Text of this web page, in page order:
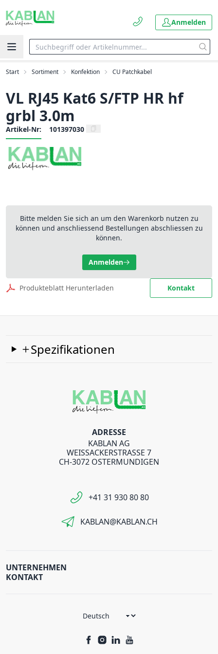
Anmelden
Start Sortiment Konfektion CU Patchkabel
VL RJ45 Kat6 S/FTP HR hf
grbl 3.0m
Artikel-Nr: 101397030
Bitte melden Sie sich an um den Warenkorb nutzen zu
können und anschliessend Bestellungen abschliessen zu
können.
Anmelden
Produkteblatt Herunterladen Kontakt
Spezifikationen
ADRESSE
KABLAN AG
WEISSACKERSTRASSE 7
CH-3072 OSTERMUNDIGEN
+41 31 930 80 80
KABLAN@KABLAN.CH
UNTERNEHMEN
KONTAKT